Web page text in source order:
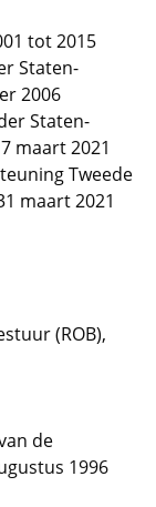
tot 2015
Staten-
2006
Staten-
maart 2021
Tweede
maart 2021
(ROB),
de
1996